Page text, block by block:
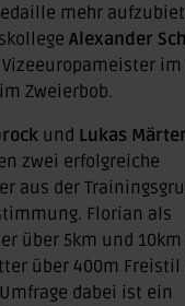
mehr
Alexander
im
Zweierbob.
und Lukas
zwei erfolgreiche
aus der
Florian als
über 5km und
über 400m
dabei ist ein